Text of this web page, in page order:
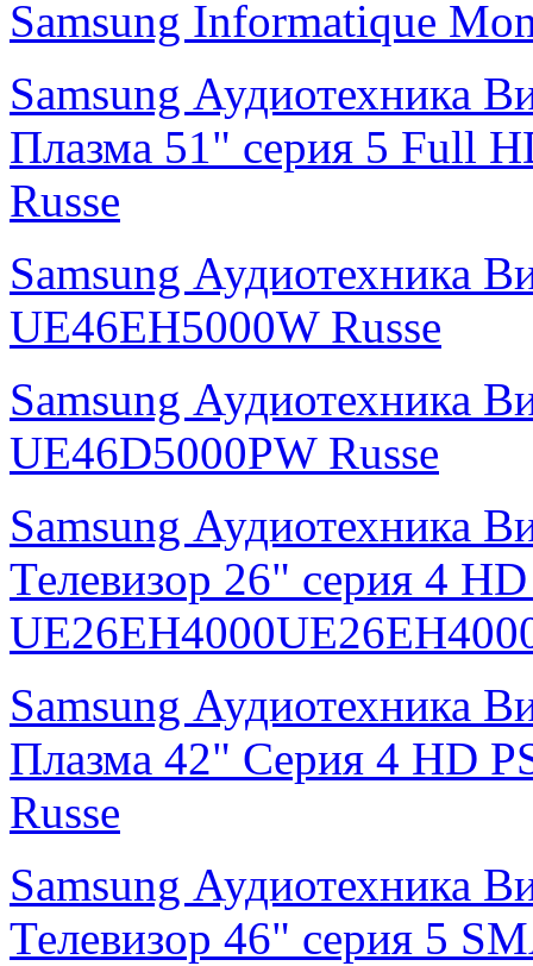
Samsung Informatique
Samsung Аудиотехника
Плазма 51" cерия 5 Full
Russe
Samsung Аудиотехника
UE46EH5000W Russe
Samsung Аудиотехника
UE46D5000PW Russe
Samsung Аудиотехника
Телевизор 26" серия 4
Samsung Аудиотехника
Плазма 42" Серия 4 HD
Russe
Samsung Аудиотехника
Телевизор 46" серия 5